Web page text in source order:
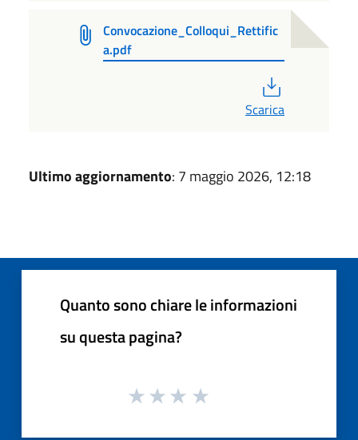
Convocazione_Colloqui_Rettific
a.pdf
Scarica
Ultimo aggiornamento: 7 maggio 2026, 12:18
Quanto sono chiare le informazioni
su questa pagina?